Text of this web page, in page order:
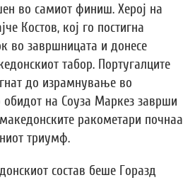
во самиот финиш. Херој на
Костов, кој го постигна
во завршницата и донесе
табор. Португалците
до израмнување во
обидот на Соуза Маркез заврши
ракометари почнаа
триумф.
состав беше Горазд